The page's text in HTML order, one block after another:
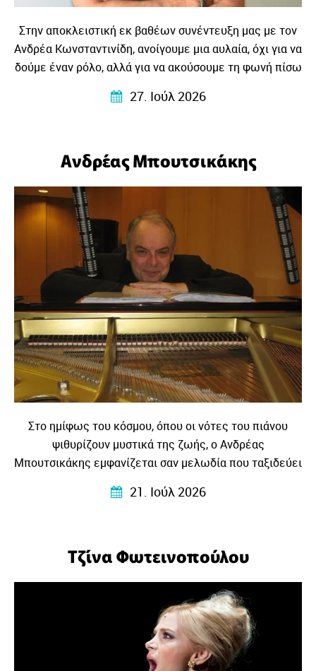
Στην αποκλειστική εκ βαθέων συνέντευξη μας με τον
Ανδρέα Κωνσταντινίδη, ανοίγουμε μια αυλαία, όχι για να
δούμε έναν ρόλο, αλλά για να ακούσουμε τη φωνή πίσω
ιστορία ενός ανθρώπου που συνεχίζει να
παραμυθένια, λιγκ πιο ζωντανή…
27. Ιούλ 2026
Ανδρέας Μπουτσικάκης
Στο ημίφως του κόσμου, όπου οι νότες του πιάνου
ψιθυρίζουν μυστικά της ζωής, ο Ανδρέας
Μπουτσικάκης εμφανίζεται σαν μελωδία που ταξιδεύει
σε κόσμους και πολιτισμούς.
21. Ιούλ 2026
Τζίνα Φωτεινοπούλου